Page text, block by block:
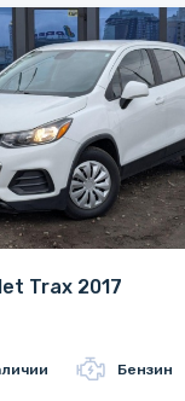
Trax 2017
Бензин